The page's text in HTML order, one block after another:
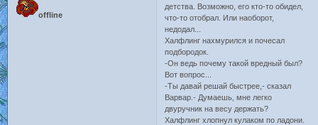
offline
детства. Возможно, его кто-то обидел,
что-то отобрал. Или наоборот,
недодал...
Халфлинг нахмурился и почесал
подбородок.
-Он ведь почему такой вредный был?
Вот вопрос...
-Ты давай решай быстрее,- сказал
Варвар.- Думаешь, мне легко
двуручник на весу держать?
Халфлинг хлопнул кулаком по ладони.